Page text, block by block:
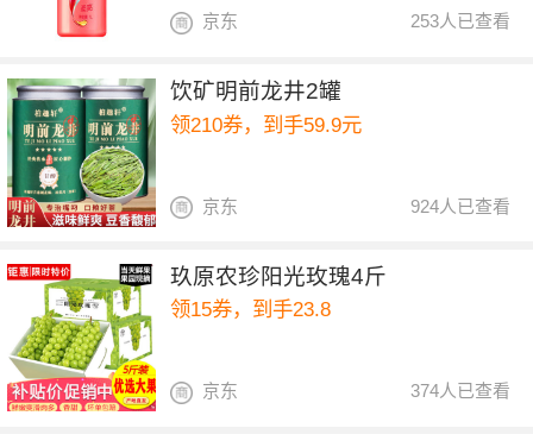
253人已查看
京东
饮矿明前龙井2罐
领210券，到手59.9元
924人已查看
京东
玖原农珍阳光玫瑰4斤
领15券，到手23.8
374人已查看
京东